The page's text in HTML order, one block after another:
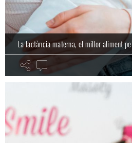
La lactància materna, el millor aliment